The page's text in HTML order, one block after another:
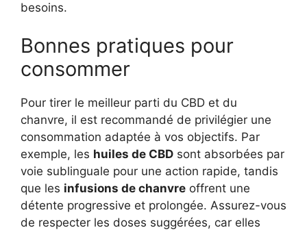
besoins.
Bonnes pratiques pour
consommer
Pour tirer le meilleur parti du CBD et du
chanvre, il est recommandé de privilégier une
consommation adaptée à vos objectifs. Par
exemple, les huiles de CBD sont absorbées par
voie sublinguale pour une action rapide, tandis
que les infusions de chanvre offrent une
détente progressive et prolongée. Assurez-vous
de respecter les doses suggérées, car elles